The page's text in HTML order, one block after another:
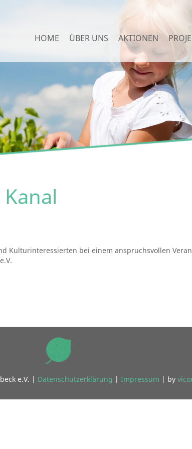
HOME ÜBER UNS AKTIONEN
Kulturinteressierten bei einem anspruchsvollen
e.V. | Datenschutzerklärung | Impressum | by